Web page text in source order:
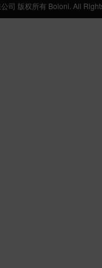
司 版权所有 Boloni. All